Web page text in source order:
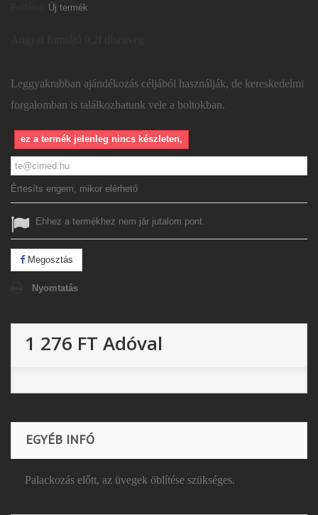
Új termék
Leggyakrabban ajándékozás céljából használják, de kereskedelmi
forgalomban is találkozhatunk vele a boltokban.
ez a termék jelenleg nincs készleten,
Értesíts engem, mikor elérhető
Ehhez a termékhez nem jár jutalom pont.
Megosztás
Nyomtatás
1 276 FT Adóval
EGYÉB INFÓ
Palackozás előtt, az üvegek öblítése szükséges.